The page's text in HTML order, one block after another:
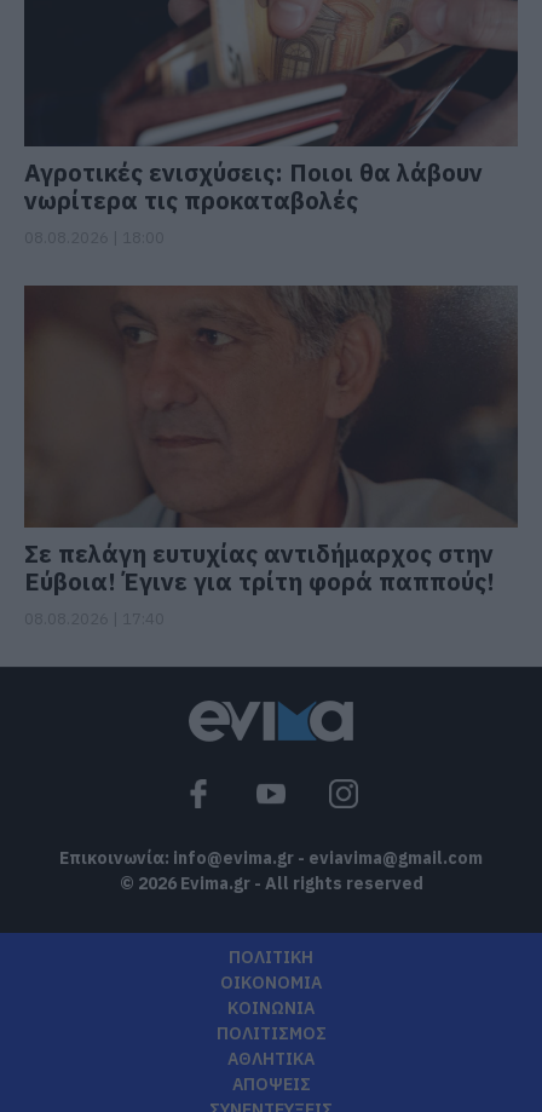
Αγροτικές ενισχύσεις: Ποιοι θα λάβουν
νωρίτερα τις προκαταβολές
Σε πελάγη ευτυχίας αντιδήμαρχος στην
Εύβοια! Έγινε για τρίτη φορά παππούς!
Επικοινωνία: info@evima.gr - eviavima@gmail.com
© 2026 Evima.gr - All rights reserved
ΠΟΛΙΤΙΚΗ
ΟΙΚΟΝΟΜΙΑ
ΚΟΙΝΩΝΙΑ
ΠΟΛΙΤΙΣΜΟΣ
ΑΘΛΗΤΙΚΑ
ΑΠΟΨΕΙΣ